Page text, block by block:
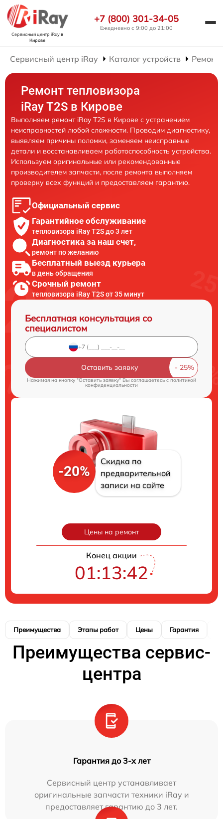
Сервисный центр iRayв
Кирове
+7 (800) 301-34-05
Ежедневно с 9:00 до 21:00
Сервисный центр iRay Каталог устройств Ремонт
Ремонт тепловизора
iRay T2S в Кирове
Выполняем ремонт iRay T2S в Кирове с устранением
неисправностей любой сложности. Проводим диагностику,
выявляем причины поломки, заменяем неисправные
детали и восстанавливаем работоспособность устройства.
Используем оригинальные или рекомендованные
производителем запчасти, после ремонта выполняем
проверку всех функций и предоставляем гарантию.
Официальный сервис
Гарантийное обслуживание
тепловизора iRay T2S до 3 лет
Диагностика за наш счет,
ремонт по желанию
Бесплатный выезд курьера
в день обращения
Срочный ремонт
тепловизора iRay T2S от 35 минут
Бесплатная консультация со
специалистом
Оставить заявку
Нажимая на кнопку "Оставить заявку" Вы соглашаетесь cполитикой
конфиденциальности
-20%
Скидка по
предварительной
записи на сайте
Цены на ремонт
Конец акции
01:13:41
Преимущества Этапы работ Цены Гарантия
Преимущества сервис-
центра
Гарантия до 3-х лет
Сервисный центр устанавливает
оригинальные запчасти техники iRay и
предоставляет гарантию до 3 лет.